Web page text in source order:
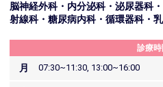
脳神経外科・内分泌科・泌尿器科
射線科・糖尿病内科・循環器科・
診療時
月 07:30~11:30, 13:00~16:00